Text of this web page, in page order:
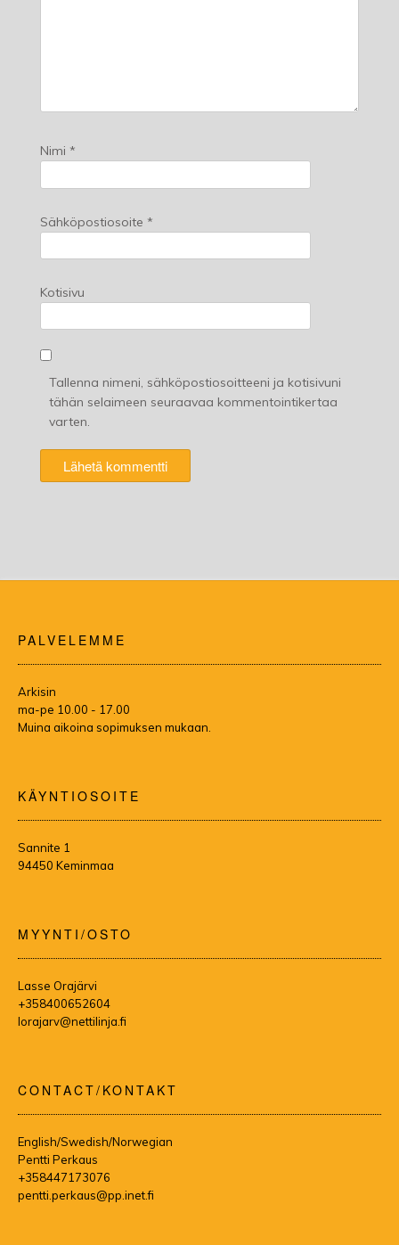
Nimi *
Sähköpostiosoite *
Kotisivu
Tallenna nimeni, sähköpostiosoitteeni ja kotisivuni
tähän selaimeen seuraavaa kommentointikertaa
varten.
PALVELEMME
Arkisin
ma-pe 10.00 - 17.00
Muina aikoina sopimuksen mukaan.
KÄYNTIOSOITE
Sannite 1
94450 Keminmaa
MYYNTI/OSTO
Lasse Orajärvi
+358400652604
lorajarv@nettilinja.fi
CONTACT/KONTAKT
English/Swedish/Norwegian
Pentti Perkaus
+358447173076
pentti.perkaus@pp.inet.fi